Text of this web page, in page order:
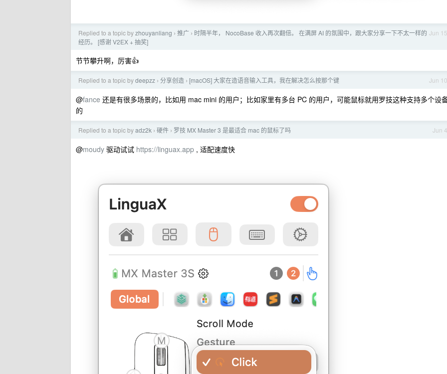
Jun 15
Replied to a topic byzhouyanliang › 推广 › 时隔半年， NocoBase 收入再次翻倍。 在满屏 AI 的氛围中，跟大家分享一下不太一样的
经历。 [感谢 V2EX + 抽奖]
节节攀升啊，厉害👍
Jun 10
Replied to a topic bydeepzz › 分享创造 › [macOS] 大家在造语音输入工具，我在解决怎么按那个键
@fance 还是有很多场景的，比如用 mac mini 的用户；比如家里有多台 PC 的用户，可能鼠标就用罗技这种支持多个设
的
Jun 4
Replied to a topic byadz2k › 硬件 › 罗技 MX Master 3 是最适合 mac 的鼠标了吗
@moudy 驱动试试 https://linguax.app , 适配速度快